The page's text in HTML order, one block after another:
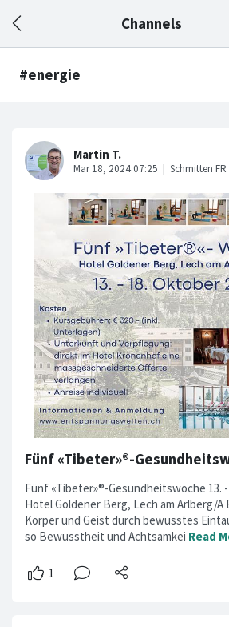
Channels
#energie
Fünf «Tibeter»®-
Fünf «Tibeter»®-Gesundheitswoche 13.
Hotel Goldener Berg, Lech am Arlberg/
Körper und Geist durch bewusstes
so Bewusstheit und Achtsamkei Read